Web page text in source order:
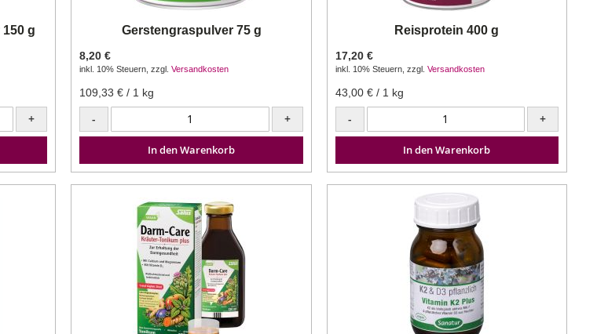
g
+
Gerstengraspulver 75 g
8,20 €
inkl. 10% Steuern ,zzgl.Versandkosten
109,33 € / 1 kg
- +
In den Warenkorb
Reisprotein 400 g
17,20 €
inkl. 10% Steuern, zzgl. Versandkosten
43,00 €/ 1 kg
- +
In den Warenkorb